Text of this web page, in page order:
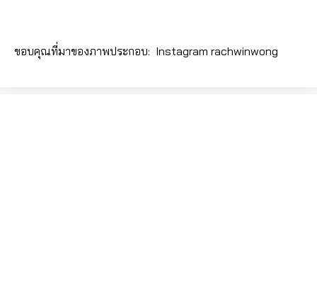
ขอบคุณที่มาของภาพประกอบ: Instagram rachwinwong